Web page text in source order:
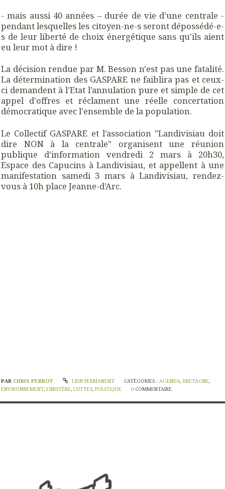
- mais aussi 40 années – durée de vie d’une centrale -
pendant lesquelles les citoyen-ne-s seront dépossédé-e-
s de leur liberté de choix énergétique sans qu'ils aient
eu leur mot à dire !
La décision rendue par M. Besson n'est pas une fatalité.
La détermination des GASPARE ne faiblira pas et ceux-
ci demandent à l'Etat l’annulation pure et simple de cet
appel d'offres et réclament une réelle concertation
démocratique avec l'ensemble de la population.
Le Collectif GASPARE et l’association "Landivisiau doit
dire NON à la centrale" organisent une réunion
publique d’information vendredi 2 mars à 20h30,
Espace des Capucins à Landivisiau, et appellent à une
manifestation samedi 3 mars à Landivisiau, rendez-
vous à 10h place Jeanne-d’Arc.
PAR CHRIS PERROT LIEN PERMANENT CATÉGORIES :AGENDA,BRETAGNE,
ENVIRONNEMENT, FINISTÈRE, LUTTES, POLITIQUE 0 COMMENTAIRE